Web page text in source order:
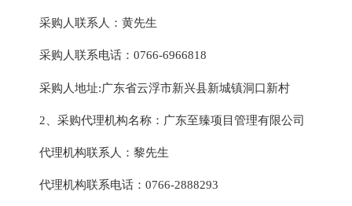
采购人联系人 ：黄先生
采购人联系电话 ：0766-6966818
采购人地址:广东省云浮市新兴县新城镇洞口新村
2、采购代理机构名称： 广东至臻项目管理有限公司
代理机构联系人：黎先生
代理机构联系电话：0766-2888293